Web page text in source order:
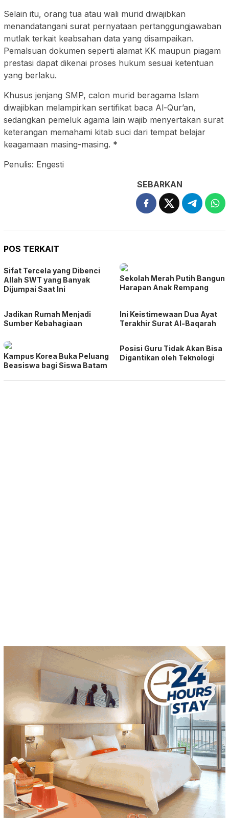
Selain itu, orang tua atau wali murid diwajibkan
menandatangani surat pernyataan pertanggungjawaban
mutlak terkait keabsahan data yang disampaikan.
Pemalsuan dokumen seperti alamat KK maupun piagam
prestasi dapat dikenai proses hukum sesuai ketentuan
yang berlaku.
Khusus jenjang SMP, calon murid beragama Islam
diwajibkan melampirkan sertifikat baca Al-Qur’an,
sedangkan pemeluk agama lain wajib menyertakan surat
keterangan memahami kitab suci dari tempat belajar
keagamaan masing-masing. *
Penulis: Engesti
SEBARKAN
POS TERKAIT
Sifat Tercela yang Dibenci
Allah SWT yang Banyak
Dijumpai Saat Ini
Sekolah Merah Putih Bangun
Harapan Anak Rempang
Jadikan Rumah Menjadi
Sumber Kebahagiaan
Ini Keistimewaan Dua Ayat
Terakhir Surat Al-Baqarah
Kampus Korea Buka Peluang
Beasiswa bagi Siswa Batam
Posisi Guru Tidak Akan Bisa
Digantikan oleh Teknologi